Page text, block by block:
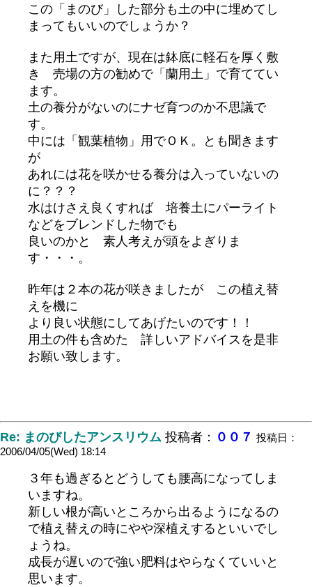
この「まのび」した部分も土の中に埋めてし
まってもいいのでしょうか？
また用土ですが、現在は鉢底に軽石を厚く敷
き 売場の方の勧めで「蘭用土」で育ててい
ます。
土の養分がないのにナゼ育つのか不思議で
す。
中には「観葉植物」用でＯＫ。とも聞きます
が
あれには花を咲かせる養分は入っていないの
に？？？
水はけさえ良くすれば 培養土にパーライト
などをブレンドした物でも
良いのかと 素人考えが頭をよぎりま
す・・・。
昨年は２本の花が咲きましたが この植え替
えを機に
より良い状態にしてあげたいのです！！
用土の件も含めた 詳しいアドバイスを是非
お願い致します。
Re: まのびしたアンスリウム 投稿者： ００７ 投稿日：
2006/04/05(Wed) 18:14
３年も過ぎるとどうしても腰高になってしま
いますね。
新しい根が高いところから出るようになるの
で植え替えの時にやや深植えするといいでし
ょうね。
成長が遅いので強い肥料はやらなくていいと
思います。